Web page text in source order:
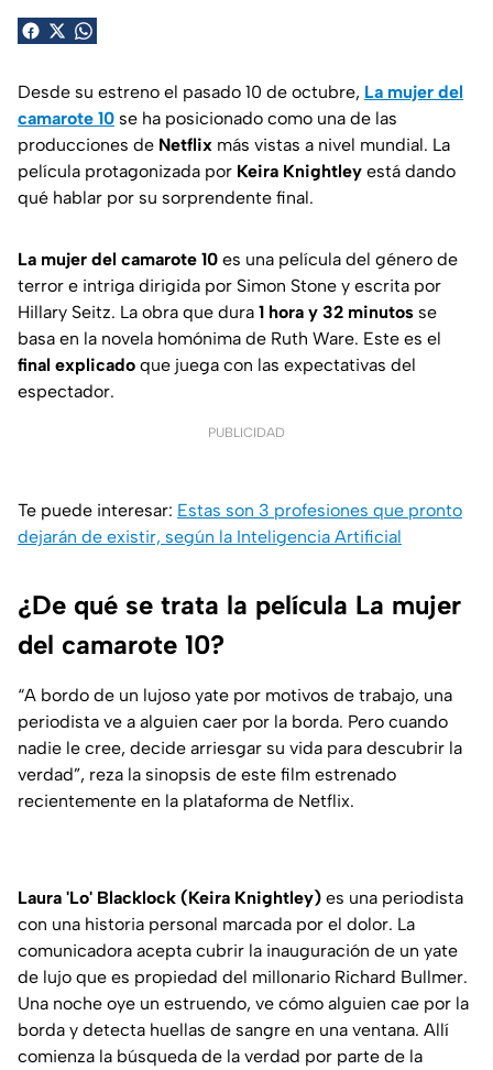
Desde su estreno el pasado 10 de octubre, La mujer del
camarote 10 se ha posicionado como una de las
producciones de Netflix más vistas a nivel mundial. La
película protagonizada por Keira Knightley está dando
qué hablar por su sorprendente final.
La mujer del camarote 10 es una película del género de
terror e intriga dirigida por Simon Stone y escrita por
Hillary Seitz. La obra que dura 1 hora y 32 minutos se
basa en la novela homónima de Ruth Ware. Este es el
final explicado que juega con las expectativas del
espectador.
PUBLICIDAD
Te puede interesar: Estas son 3 profesiones que pronto
dejarán de existir, según la Inteligencia Artificial
¿De qué se trata la película La mujer
del camarote 10?
“A bordo de un lujoso yate por motivos de trabajo, una
periodista ve a alguien caer por la borda. Pero cuando
nadie le cree, decide arriesgar su vida para descubrir la
verdad”, reza la sinopsis de este film estrenado
recientemente en la plataforma de Netflix.
Laura 'Lo' Blacklock (Keira Knightley) es una periodista
con una historia personal marcada por el dolor. La
comunicadora acepta cubrir la inauguración de un yate
de lujo que es propiedad del millonario Richard Bullmer.
Una noche oye un estruendo, ve cómo alguien cae por la
borda y detecta huellas de sangre en una ventana. Allí
comienza la búsqueda de la verdad por parte de la